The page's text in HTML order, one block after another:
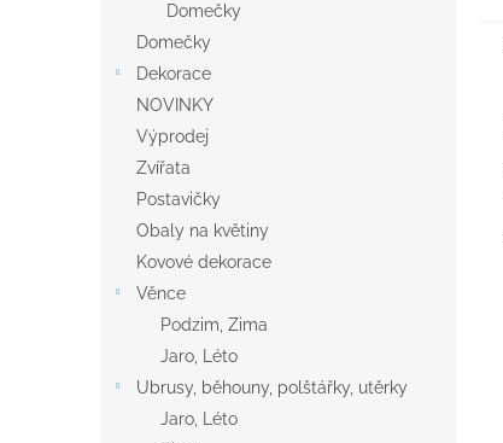
Domečky
Domečky
Dekorace
NOVINKY
Výprodej
Zvířata
Postavičky
Obaly na květiny
Kovové dekorace
Věnce
Podzim, Zima
Jaro, Léto
Ubrusy, běhouny, polštářky, utěrky
Jaro, Léto